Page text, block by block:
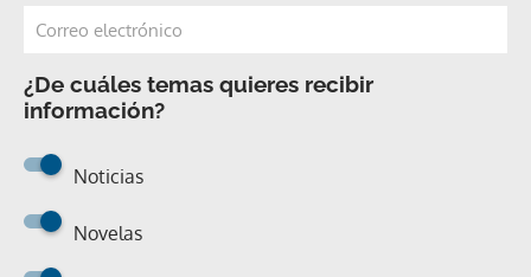
¿De cuáles temas quieres recibir
información?
Noticias
Novelas